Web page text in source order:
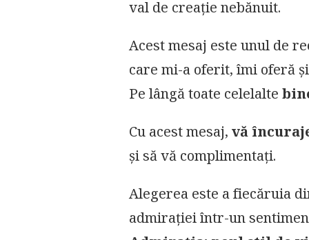
val de creație nebănuit.
Acest mesaj este unul de
care mi-a oferit, îmi oferă
Pe lângă toate celelalte
Cu acest mesaj, vă
și să vă complimentați.
Alegerea este a fiecăruia
admirației într-un